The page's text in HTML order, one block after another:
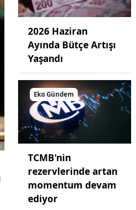
2026 Haziran
Ayında Bütçe Artışı
Yaşandı
Eko Gündem
TCMB'nin
rezervlerinde artan
momentum devam
ediyor